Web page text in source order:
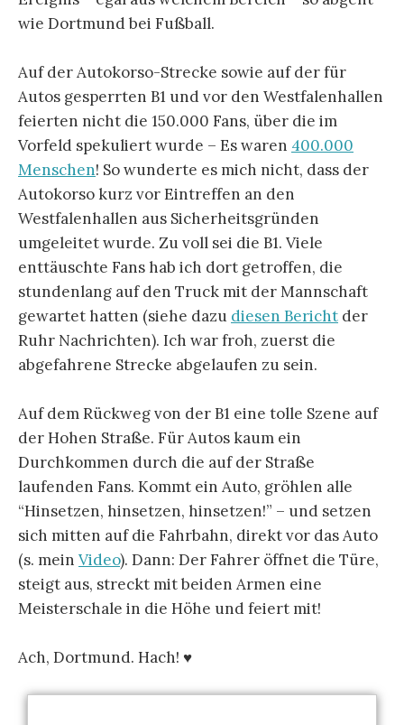
wie Dortmund bei Fußball.
Auf der Autokorso-Strecke sowie auf der für
Autos gesperrten B1 und vor den Westfalenhallen
feierten nicht die 150.000 Fans, über die im
Vorfeld spekuliert wurde – Es waren 400.000
Menschen! So wunderte es mich nicht, dass der
Autokorso kurz vor Eintreffen an den
Westfalenhallen aus Sicherheitsgründen
umgeleitet wurde. Zu voll sei die B1. Viele
enttäuschte Fans hab ich dort getroffen, die
stundenlang auf den Truck mit der Mannschaft
gewartet hatten (siehe dazu diesen Bericht der
Ruhr Nachrichten). Ich war froh, zuerst die
abgefahrene Strecke abgelaufen zu sein.
Auf dem Rückweg von der B1 eine tolle Szene auf
der Hohen Straße. Für Autos kaum ein
Durchkommen durch die auf der Straße
laufenden Fans. Kommt ein Auto, gröhlen alle
“Hinsetzen, hinsetzen, hinsetzen!” – und setzen
sich mitten auf die Fahrbahn, direkt vor das Auto
(s. mein Video). Dann: Der Fahrer öffnet die Türe,
steigt aus, streckt mit beiden Armen eine
Meisterschale in die Höhe und feiert mit!
Ach, Dortmund. Hach! ♥